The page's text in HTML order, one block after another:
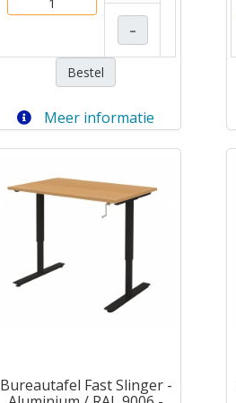
–
Bestel
Meer informatie
Bureautafel Fast Slinger -